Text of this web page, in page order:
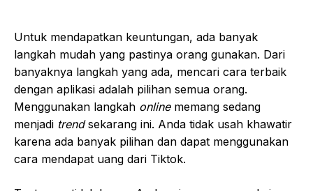
Untuk mendapatkan keuntungan, ada banyak
langkah mudah yang pastinya orang gunakan. Dari
banyaknya langkah yang ada, mencari cara terbaik
dengan aplikasi adalah pilihan semua orang.
Menggunakan langkah online memang sedang
menjadi trendsekarang ini. Anda tidak usah khawatir
karena ada banyak pilihan dan dapat menggunakan
cara mendapat uang dari Tiktok.